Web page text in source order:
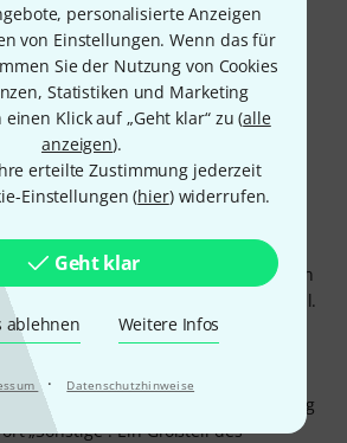
personalisierte Anzeigen
von Einstellungen. Wenn das für
Sie der Nutzung von Cookies
Statistiken und Marketing
Klick auf „Geht klar“ zu (alle
anzeigen).
erteilte Zustimmung jederzeit
Einstellungen (hier) widerrufen.
Geht klar
ablehnen Weitere Infos
· Datenschutzhinweise
Versand ab 199 CHF
Alle Preise inkl. MwSt.
Bässe kaufen für
Fortgeschrittene
„ Sonstige 4-Saiter Bässe
emotionslos und abstrakt. Was sich
verbirgt, ist aber genau das Gegenteil.
4-Saiter überhaupt? Gemeint sind
Instrumente mit der für Bässe
Saiten (nämlich 4) und dem damit
Frequenzumfang. Mehr Erklärung
„Sonstige“: Ein Großteil des